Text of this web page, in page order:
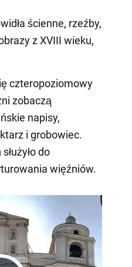
ścienne, rzeźby,
z XVIII wieku,
czteropoziomowy
zobaczą
napisy,
i grobowiec.
do
więźniów.